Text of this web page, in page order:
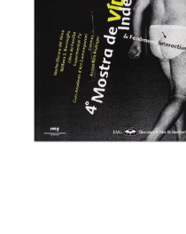
48 Día Universal
del Ahorro
Museu del Disseny de Barcelona